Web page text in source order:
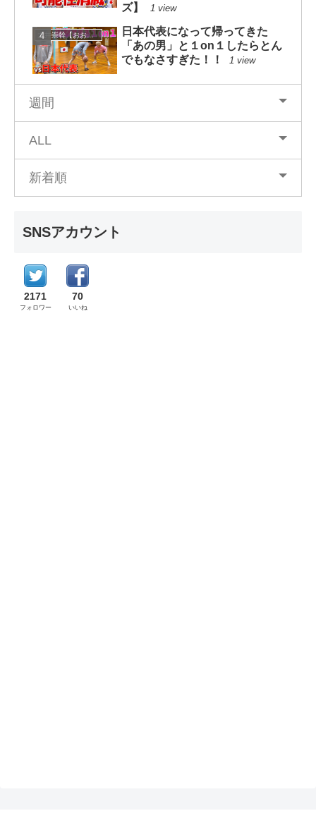
ズ】
1 view
大井崇幹【おおいたかよし】
日本代表になって帰ってきた
「あの男」と１on１したらとん
でもなさすぎた！！
1 view
週間
ALL
新着順
SNSアカウント
2171
フォロワー
70
いいね